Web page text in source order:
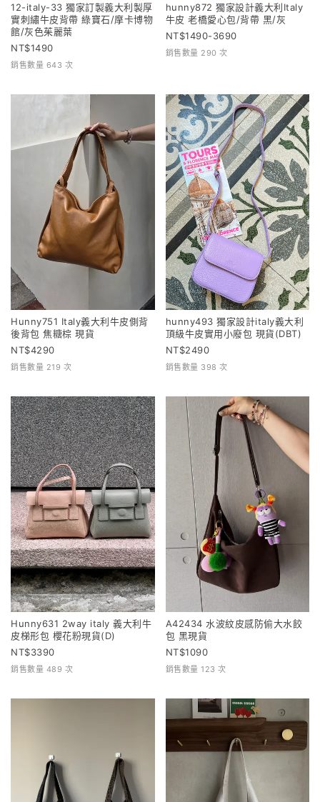
12-italy-33 獨家訂製義大利製厚
實刺繡牛皮背帶 綠寶石/摩卡博物
館/灰色茱麗葉
1490
銷售數量 643 次
hunny872 獨家設計義大利Italy
牛皮 老橋愛心包/背帶 黑/灰
1490-3690
銷售數量 290 次
Hunny751 Italy義大利牛皮側背
後背包 焦糖棕 現貨
4290
銷售數量 219 次
hunny493 獨家設計italy義大利
頂級牛皮實用小廢包 現貨(DBT)
2490
銷售數量 398 次
Hunny631 2way italy 義大利牛
皮梯形包 櫻花粉現貨(D)
3390
銷售數量 489 次
A42434 水波紋皮感防偷大水餃
包 黑現貨
1090
銷售數量 123 次